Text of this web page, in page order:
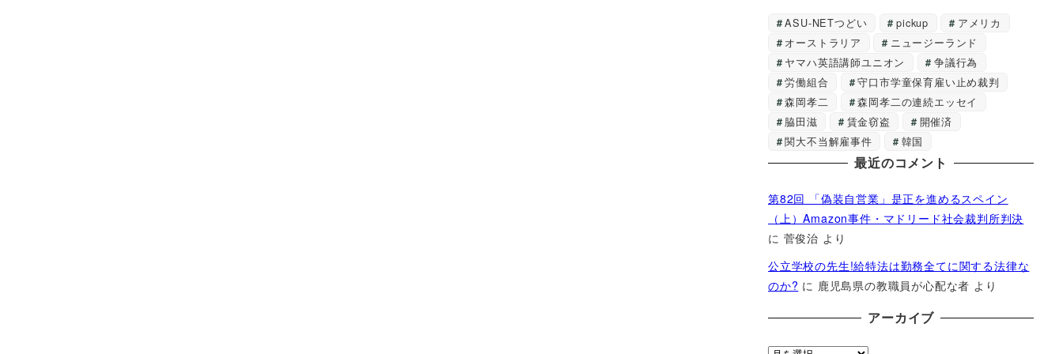
ASU-NETつどい pickup
アメリカ
オーストラリア
ニュージーランド
ヤマハ英語講師ユニオン
争議行為
労働組合
守口市学童保育雇い止め裁判
森岡孝二
森岡孝二の連続エッセイ
脇田滋
賃金窃盗
開催済
関大不当解雇事件
韓国
最近のコメント
第82回 「偽装自営業」是正を進めるスペイン
（上）Amazon事件・マドリード社会裁判所判決
に 菅俊治 より
公立学校の先生!給特法は勤務全てに関する法律な
のか? に 鹿児島県の教職員が心配な者 より
アーカイブ